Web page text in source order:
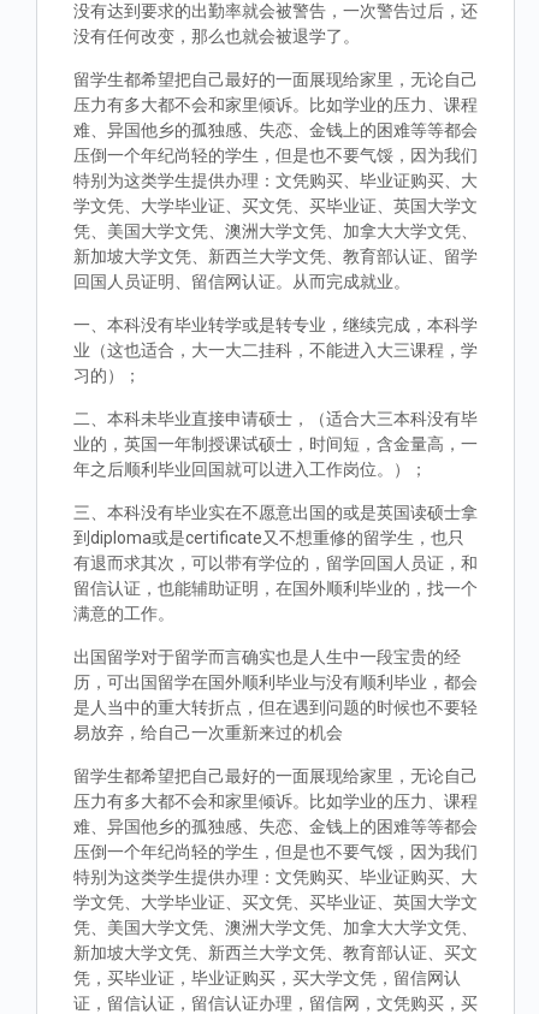
没有达到要求的出勤率就会被警告，一次警告过后，还
没有任何改变，那么也就会被退学了。
留学生都希望把自己最好的一面展现给家里，无论自己
压力有多大都不会和家里倾诉。比如学业的压力、课程
难、异国他乡的孤独感、失恋、金钱上的困难等等都会
压倒一个年纪尚轻的学生，但是也不要气馁，因为我们
特别为这类学生提供办理：文凭购买、毕业证购买、大
学文凭、大学毕业证、买文凭、买毕业证、英国大学文
凭、美国大学文凭、澳洲大学文凭、加拿大大学文凭、
新加坡大学文凭、新西兰大学文凭、教育部认证、留学
回国人员证明、留信网认证。从而完成就业。
一、本科没有毕业转学或是转专业，继续完成，本科学
业（这也适合，大一大二挂科，不能进入大三课程，学
习的）；
二、本科未毕业直接申请硕士，（适合大三本科没有毕
业的，英国一年制授课试硕士，时间短，含金量高，一
年之后顺利毕业回国就可以进入工作岗位。）；
三、本科没有毕业实在不愿意出国的或是英国读硕士拿
到diploma或是certificate又不想重修的留学生，也只
有退而求其次，可以带有学位的，留学回国人员证，和
留信认证，也能辅助证明，在国外顺利毕业的，找一个
满意的工作。
出国留学对于留学而言确实也是人生中一段宝贵的经
历，可出国留学在国外顺利毕业与没有顺利毕业，都会
是人当中的重大转折点，但在遇到问题的时候也不要轻
易放弃，给自己一次重新来过的机会
留学生都希望把自己最好的一面展现给家里，无论自己
压力有多大都不会和家里倾诉。比如学业的压力、课程
难、异国他乡的孤独感、失恋、金钱上的困难等等都会
压倒一个年纪尚轻的学生，但是也不要气馁，因为我们
特别为这类学生提供办理：文凭购买、毕业证购买、大
学文凭、大学毕业证、买文凭、买毕业证、英国大学文
凭、美国大学文凭、澳洲大学文凭、加拿大大学文凭、
新加坡大学文凭、新西兰大学文凭、教育部认证、买文
凭，买毕业证，毕业证购买，买大学文凭，留信网认
证，留信认证，留信认证办理，留信网，文凭购买，买